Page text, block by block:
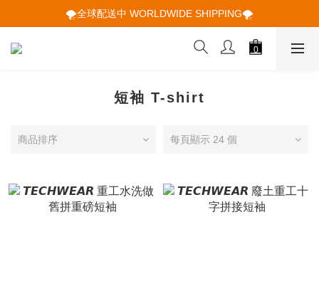
🌪️全球配送中 WORLDWIDE SHIPPING🌪️
🌪️全球配送中 WORLDWIDE SHIPPING🌪️
🕋 𝙐𝙋 𝙏𝙊 𝟮𝟬% 𝙊𝙁𝙁 "立即領取折扣
短袖 T-shirt
商品排序 每頁顯示 24 個